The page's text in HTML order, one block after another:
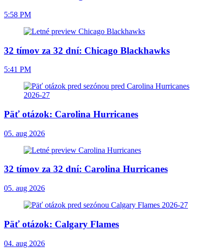
5:58 PM
32 tímov za 32 dní: Chicago Blackhawks
5:41 PM
Päť otázok: Carolina Hurricanes
05. aug 2026
32 tímov za 32 dní: Carolina Hurricanes
05. aug 2026
Päť otázok: Calgary Flames
04. aug 2026